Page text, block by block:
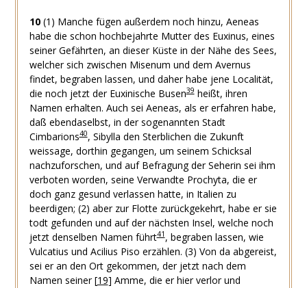
10 (1) Manche fügen außerdem noch hinzu, Aeneas
habe die schon hochbejahrte Mutter des Euxinus, eines
seiner Gefährten, an dieser Küste in der Nähe des Sees,
welcher sich zwischen Misenum und dem Avernus
findet, begraben lassen, und daher habe jene Localität,
die noch jetzt der Euxinische Busen39heißt, ihren
Namen erhalten. Auch sei Aeneas, als er erfahren habe,
daß ebendaselbst, in der sogenannten Stadt
Cimbarions40, Sibylla den Sterblichen die Zukunft
weissage, dorthin gegangen, um seinem Schicksal
nachzuforschen, und auf Befragung der Seherin sei ihm
verboten worden, seine Verwandte Prochyta, die er
doch ganz gesund verlassen hatte, in Italien zu
beerdigen; (2) aber zur Flotte zurückgekehrt, habe er sie
todt gefunden und auf der nächsten Insel, welche noch
jetzt denselben Namen führt41, begraben lassen, wie
Vulcatius und Acilius Piso erzählen. (3) Von da abgereist,
sei er an den Ort gekommen, der jetzt nach dem
Namen seiner[19] Amme, die er hier verlor und